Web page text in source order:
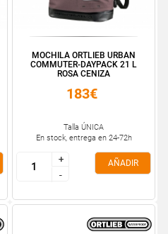
MOCHILA ORTLIEB URBAN
COMMUTER-DAYPACK 21 L
ROSA CENIZA
183€
Talla ÚNICA
En stock, entrega en 24-72h
+
-
+
-
AÑADIR